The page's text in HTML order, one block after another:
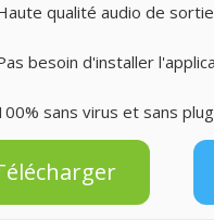
qualité audio de
besoin d'installer
sans virus et sans